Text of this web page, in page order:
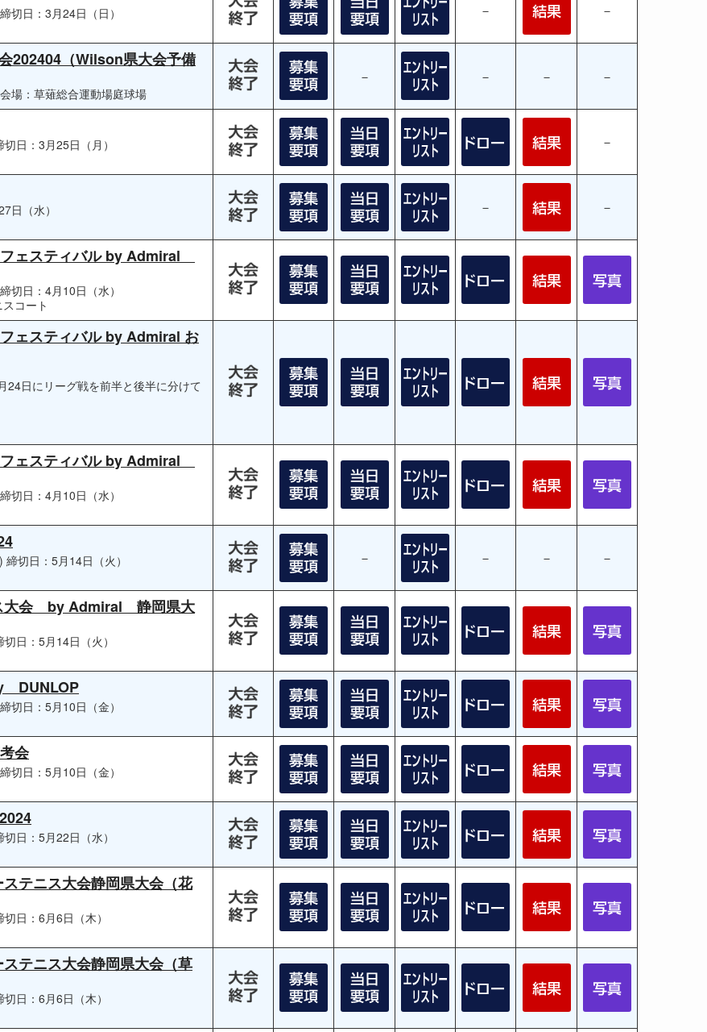
締切日：3月24日（日）
－ －
202404（Wilson県大会予備
会場：草薙総合運動場庭球場
－ － － －
切日：3月25日（月）
－
日（水）
－ －
ェスティバル by Admiral
締切日：4月10日（水）
コート
ェスティバル by Admiral お
日にリーグ戦を前半と後半に分けて
ェスティバル by Admiral
締切日：4月10日（水）
締切日：5月14日（火）
－ － － －
大会 by Admiral 静岡県大
切日：5月14日（火）
DUNLOP
締切日：5月10日（金）
会
締切日：5月10日（金）
切日：5月22日（水）
テニス大会静岡県大会（花
切日：6月6日（木）
テニス大会静岡県大会（草
切日：6月6日（木）